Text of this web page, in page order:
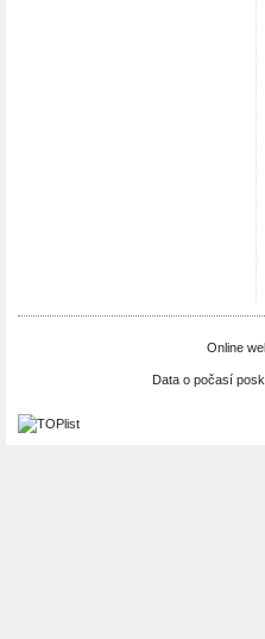
Online
Data o počasí